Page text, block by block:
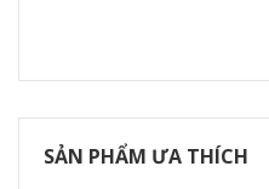
SẢN PHẨM ƯA THÍCH